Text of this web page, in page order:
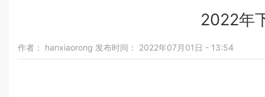
2022年
作者： hanxiaorong 发布时间： 2022年07月01日 - 13:54